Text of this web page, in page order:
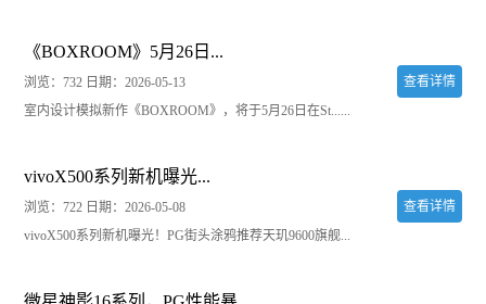
《BOXROOM》5月26日...
浏览：732日期：2026-05-13
室内设计模拟新作《BOX​ROOM》，将于5月26日在St......
查看详情
vivoX500系列新机曝光...
浏览：722日期：2026-05-08
vivoX500系列新机曝光！PG街头涂鸦推荐天玑9600旗舰...
查看详情